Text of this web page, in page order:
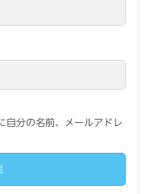
自分の名前、メールアドレ